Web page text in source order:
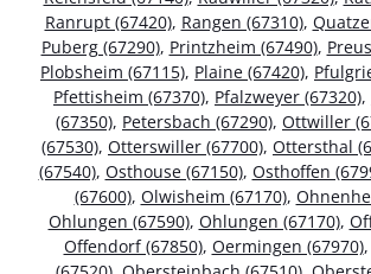
Ranrupt (67420), Rangen (67310),
Puberg (67290), Printzheim (67490),
Plobsheim (67115), Plaine (67420),
Pfettisheim (67370), Pfalzweyer (67320),
(67350), Petersbach (67290), Ottwiller
(67530), Otterswiller (67700), Ottersthal
(67540), Osthouse (67150), Osthoffen
(67600), Olwisheim (67170),
Ohlungen (67590), Ohlungen (67170),
Offendorf (67850), Oermingen (67970),